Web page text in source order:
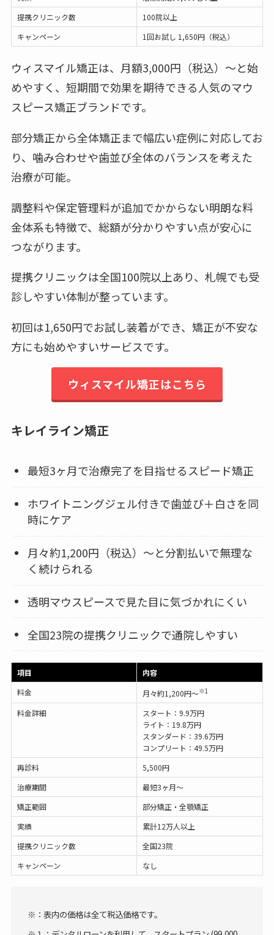
提携クリニック数
100院以上
キャンペーン
1回お試し 1,650円（税込）
ウィスマイル矯正は、月額3,000円（税込）〜と始
めやすく、短期間で効果を期待できる人気のマウ
スピース矯正ブランドです。
部分矯正から全体矯正まで幅広い症例に対応してお
り、噛み合わせや歯並び全体のバランスを考えた
治療が可能。
調整料や保定管理料が追加でかからない明朗な料
金体系も特徴で、総額が分かりやすい点が安心に
つながります。
提携クリニックは全国100院以上あり、札幌でも受
診しやすい体制が整っています。
初回は1,650円でお試し装着ができ、矯正が不安な
方にも始めやすいサービスです。
ウィスマイル矯正はこちら
キレイライン矯正
最短3ヶ月で治療完了を目指せるスピード矯正
ホワイトニングジェル付きで歯並び＋白さを同
時にケア
月々約1,200円（税込）〜と分割払いで無理な
く続けられる
透明マウスピースで見た目に気づかれにくい
全国23院の提携クリニックで通院しやすい
項目
内容
料金
月々約1,200円〜※1
料金詳細
スタート：9.9万円
ライト：19.8万円
スタンダード：39.6万円
コンプリート：49.5万円
再診料
5,500円
治療期間
最短3ヶ月〜
矯正範囲
部分矯正・全顎矯正
実績
累計12万人以上
提携クリニック数
全国23院
キャンペーン
なし
※：表内の価格は全て税込価格です。